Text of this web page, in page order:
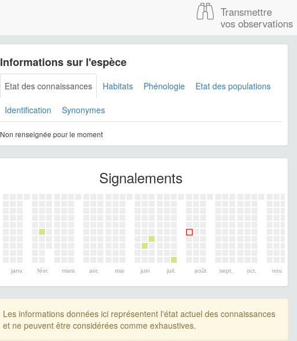
Transmettre
vos observations
Informations sur l'espèce
Etat des connaissances Habitats Phénologie Etat des populations
Identification Synonymes
Non renseignée pour le moment
Signalements
janv. févr. mars avr. mai juin juil. août sept. oct. nov.
Les informations données ici représentent l'état actuel des connaissances
et ne peuvent être considérées comme exhaustives.